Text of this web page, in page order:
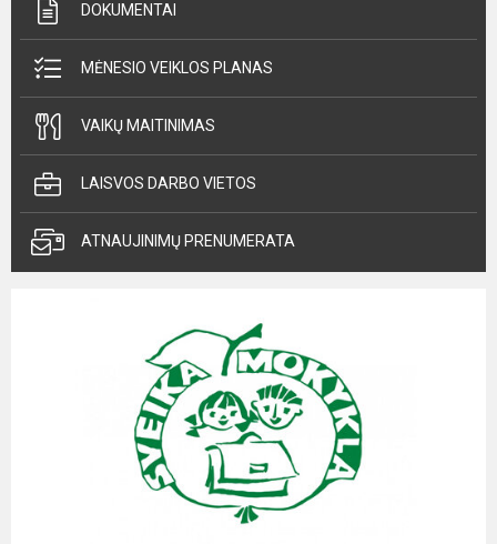
DOKUMENTAI
MĖNESIO VEIKLOS PLANAS
VAIKŲ MAITINIMAS
LAISVOS DARBO VIETOS
ATNAUJINIMŲ PRENUMERATA